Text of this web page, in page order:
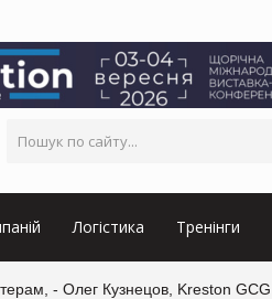
Логістика Тренінги
- Олег Кузнецов, Kreston GCG